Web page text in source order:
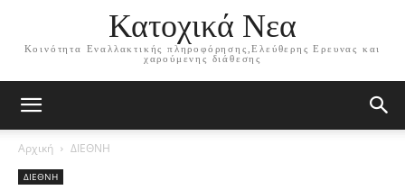
Κατοχικά Νεα
Κοινότητα Εναλλακτικής πληροφόρησης,Ελεύθερης Ερευνας και
χαρούμενης διάθεσης
Αρχική ΔΙΕΘΝΗ
ΔΙΕΘΝΗ